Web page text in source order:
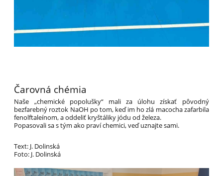
Čarovná chémia
Naše „chemické popolušky“ mali za úlohu získať pôvodný
bezfarebný roztok NaOH po tom, keď im ho zlá macocha zafarbila
fenolftaleínom, a oddeliť kryštáliky jódu od železa.
Popasovali sa s tým ako praví chemici, veď uznajte sami.
Text: J. Dolinská
Foto: J. Dolinská